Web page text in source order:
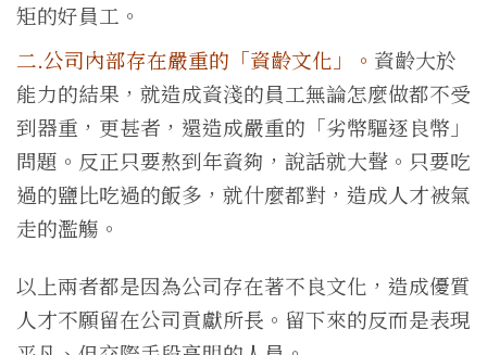
矩的好員工。
二.公司內部存在嚴重的「資齡文化」。 資齡大於
能力的結果，就造成資淺的員工無論怎麼做都不受
到器重，更甚者，還造成嚴重的「劣幣驅逐良幣」
問題。反正只要熬到年資夠，說話就大聲。只要吃
過的鹽比吃過的飯多，就什麼都對，造成人才被氣
走的濫觴。
以上兩者都是因為公司存在著不良文化，造成優質
人才不願留在公司貢獻所長。留下來的反而是表現